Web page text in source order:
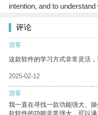
intention, and to
评论
游客
这款软件的学习方式非常灵活
2025-02-12
游客
我一直在寻找一款功能强大、
款软件的功能非常强大，可以